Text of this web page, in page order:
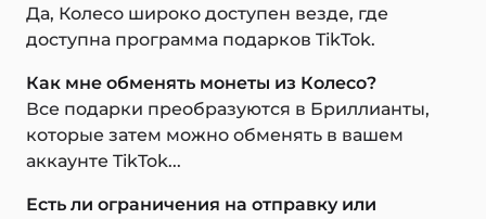
Да, Колесо широко доступен везде, где
доступна программа подарков TikTok.
Как мне обменять монеты из Колесо?
Все подарки преобразуются в Бриллианты,
которые затем можно обменять в вашем
аккаунте TikTok...
Есть ли ограничения на отправку или